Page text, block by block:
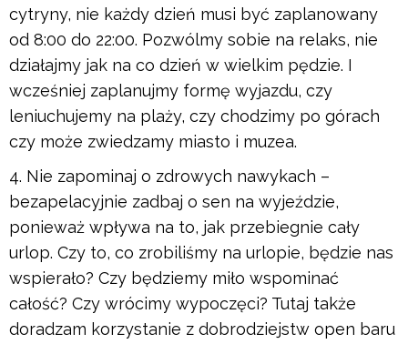
cytryny, nie każdy dzień musi być zaplanowany
od 8:00 do 22:00. Pozwólmy sobie na relaks, nie
działajmy jak na co dzień w wielkim pędzie. I
wcześniej zaplanujmy formę wyjazdu, czy
leniuchujemy na plaży, czy chodzimy po górach
czy może zwiedzamy miasto i muzea.
Nie zapominaj o zdrowych nawykach –
bezapelacyjnie zadbaj o sen na wyjeździe,
ponieważ wpływa na to, jak przebiegnie cały
urlop. Czy to, co zrobiliśmy na urlopie, będzie nas
wspierało? Czy będziemy miło wspominać
całość? Czy wrócimy wypoczęci? Tutaj także
doradzam korzystanie z dobrodziejstw open baru